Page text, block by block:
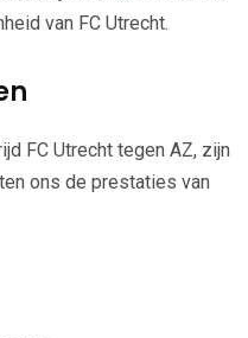
van FC Utrecht.
FC Utrecht tegen AZ, zijn
ons de prestaties van